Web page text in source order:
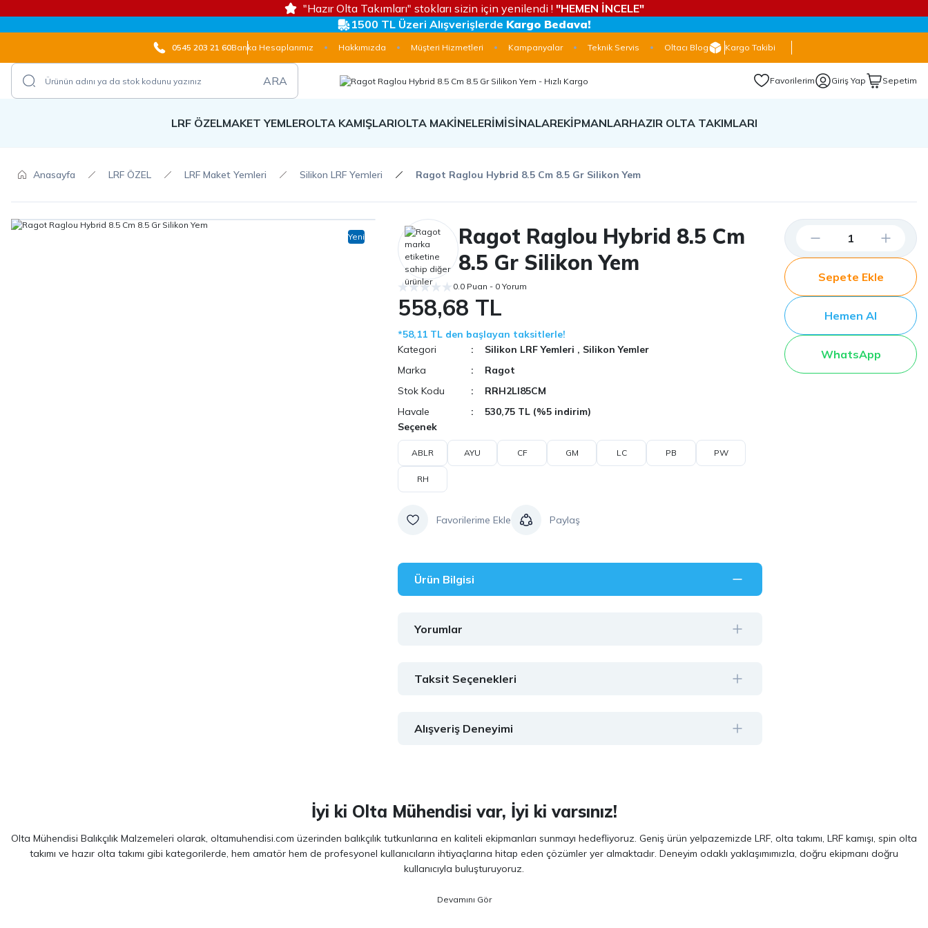
"Hazır Olta Takımları" stokları sizin için yenilendi ! "HEMEN İNCELE"
1500 TL Üzeri Alışverişlerde Kargo Bedava!
0545 203 21 60Banka Hesaplarımız Hakkımızda Müşteri Hizmetleri Kampanyalar Teknik Servis Oltacı Blog Kargo Takibi
ARA Favorilerim Giriş Yap Sepetim
LRF ÖZELMAKET YEMLEROLTA KAMIŞLARIOLTA MAKİNELERİMİSİNALAREKİPMANLARHAZIR OLTA TAKIMLARI
Anasayfa LRF ÖZEL LRF Maket Yemleri Silikon LRF Yemleri Ragot Raglou Hybrid 8.5 Cm 8.5 Gr Silikon Yem
Yeni
Ragot Raglou Hybrid 8.5 Cm
8.5 Gr Silikon Yem
0.0 Puan - 0 Yorum
558,68 TL
*58,11 TL den başlayan taksitlerle!
Kategori
Silikon LRF Yemleri , Silikon Yemler
Marka
Ragot
Stok Kodu
RRH2LI85CM
Havale
530,75 TL (%5 indirim)
Seçenek
ABLR AYU CF GM LC PB PW
RH
Paylaş
Ürün Bilgisi
Yorumlar
Taksit Seçenekleri
Alışveriş Deneyimi
Sepete Ekle
Hemen Al
WhatsApp
İyi ki Olta Mühendisi var, İyi ki varsınız!
Olta Mühendisi Balıkçılık Malzemeleri olarak, oltamuhendisi.com üzerinden balıkçılık tutkunlarına en kaliteli ekipmanları sunmayı hedefliyoruz. Geniş ürün yelpazemizde LRF, olta takımı, LRF kamışı, spin olta
takımı ve hazır olta takımı gibi kategorilerde, hem amatör hem de profesyonel kullanıcıların ihtiyaçlarına hitap eden çözümler yer almaktadır. Deneyim odaklı yaklaşımımızla, doğru ekipmanı doğru
kullanıcıyla buluşturuyoruz.
Shimano, Daiwa, Hanfish, Fujin ve Ryuji gibi lider markaların en güncel ve performans odaklı modellerinden oluşur. Özellikle LRF avcılığı ve